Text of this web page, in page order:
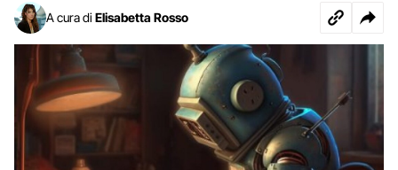
A cura di Elisabetta Rosso